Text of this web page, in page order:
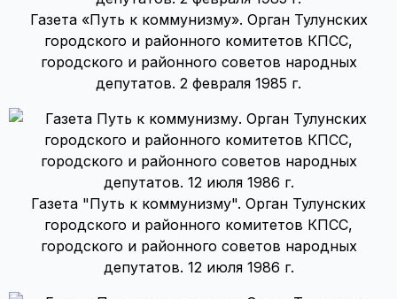
Газета «Путь к коммунизму». Орган Тулунских
городского и районного комитетов КПСС,
городского и районного советов народных
депутатов. 2 февраля 1985 г.
Газета "Путь к коммунизму". Орган Тулунских
городского и районного комитетов КПСС,
городского и районного советов народных
депутатов. 12 июля 1986 г.